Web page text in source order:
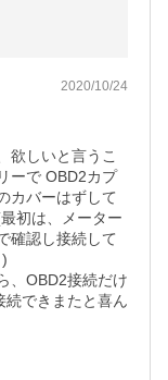
2020/10/24
欲しいと言うこ
ーで OBD2カプ
カバーはずして
初は、メーター
確認し接続して
、OBD2接続だけ
続できまたと喜ん